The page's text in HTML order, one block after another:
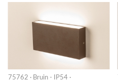
75762 · Bruin - IP54 ·